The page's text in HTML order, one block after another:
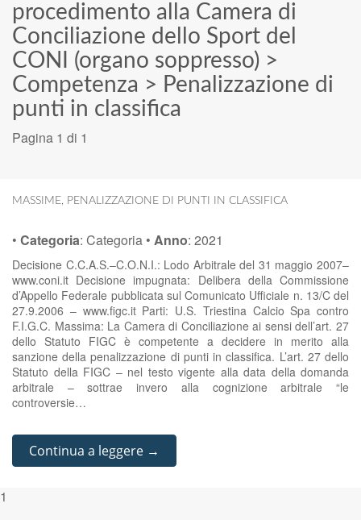
procedimento alla Camera di
Conciliazione dello Sport del
CONI (organo soppresso) >
Competenza > Penalizzazione di
punti in classifica
Pagina 1 di 1
MASSIME, PENALIZZAZIONE DI PUNTI IN CLASSIFICA
• Categoria: Categoria • Anno: 2021
Decisione C.C.A.S.–C.O.N.I.: Lodo Arbitrale del 31 maggio 2007–
www.coni.it Decisione impugnata: Delibera della Commissione
d’Appello Federale pubblicata sul Comunicato Ufficiale n. 13/C del
27.9.2006 – www.figc.it Parti: U.S. Triestina Calcio Spa contro
F.I.G.C. Massima: La Camera di Conciliazione ai sensi dell’art. 27
dello Statuto FIGC è competente a decidere in merito alla
sanzione della penalizzazione di punti in classifica. L’art. 27 dello
Statuto della FIGC – nel testo vigente alla data della domanda
arbitrale – sottrae invero alla cognizione arbitrale “le
controversie…
Continua a leggere →
1